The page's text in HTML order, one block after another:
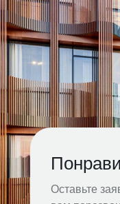
Оставьте